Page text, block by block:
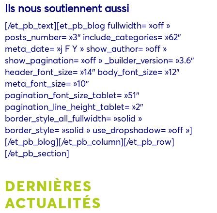
Ils nous soutiennent aussi
[/et_pb_text][et_pb_blog fullwidth= »off »
posts_number= »3″ include_categories= »62″
meta_date= »j F Y » show_author= »off »
show_pagination= »off » _builder_version= »3.6″
header_font_size= »14″ body_font_size= »12″
meta_font_size= »10″
pagination_font_size_tablet= »51″
pagination_line_height_tablet= »2″
border_style_all_fullwidth= »solid »
border_style= »solid » use_dropshadow= »off »]
[/et_pb_blog][/et_pb_column][/et_pb_row]
[/et_pb_section]
DERNIÈRES
ACTUALITÉS